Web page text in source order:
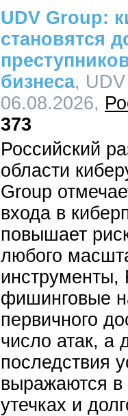
UDV Group:
становятся
бизнеса,
06.08.2026,
373
Российский
области
Group
входа в
повышает
любого
фишинговые
первичного
число атак, а
последствия
выражаются в
утечках и